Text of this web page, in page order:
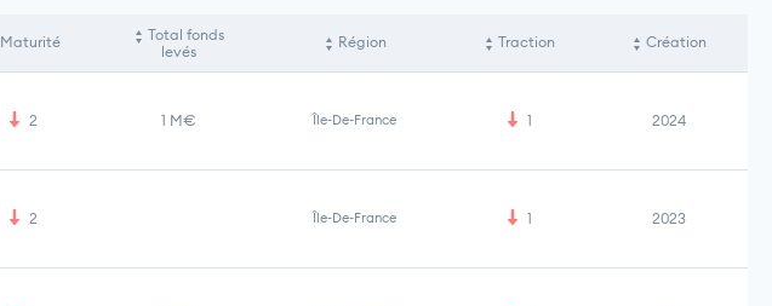
Maturité
Total fonds
levés
Région Traction Création
2 1 M€ Île-De-France 1 2024
2 Île-De-France 1 2023